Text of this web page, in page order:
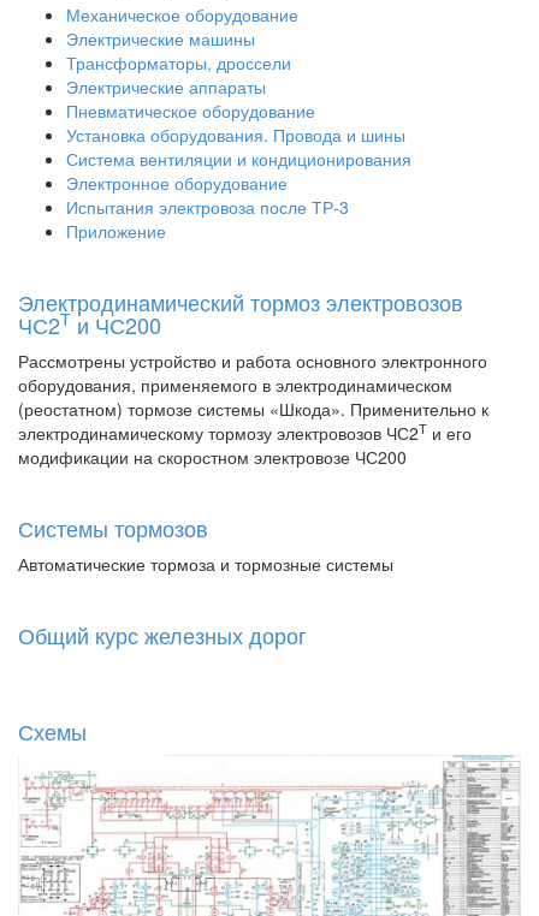
Механическое оборудование
Электрические машины
Трансформаторы, дроссели
Электрические аппараты
Пневматическое оборудование
Установка оборудования. Провода и шины
Система вентиляции и кондиционирования
Электронное оборудование
Испытания электровоза после ТР-3
Приложение
Электродинамический тормоз электровозов
ЧС2Т и ЧС200
Рассмотрены устройство и работа основного электронного
оборудования, применяемого в электродинамическом
(реостатном) тормозе системы «Шкода». Применительно к
электродинамическому тормозу электровозов ЧС2Т и его
модификации на скоростном электровозе ЧС200
Системы тормозов
Автоматические тормоза и тормозные системы
Общий курс железных дорог
Схемы